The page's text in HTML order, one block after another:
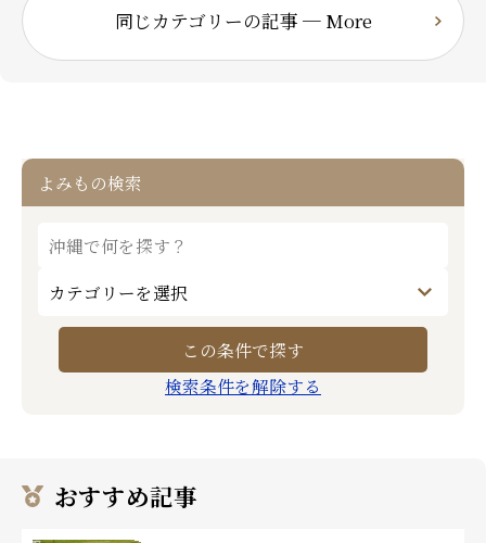
同じカテゴリーの記事 ─ More
よみもの検索
検索条件を解除する
おすすめ記事